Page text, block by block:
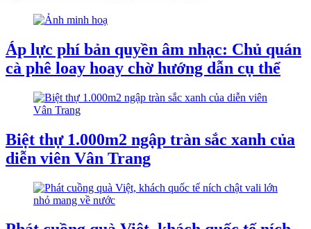
Áp lực phí bản quyền âm nhạc: Chủ quán
cà phê loay hoay chờ hướng dẫn cụ thể
Biệt thự 1.000m2 ngập tràn sắc xanh của
diễn viên Vân Trang